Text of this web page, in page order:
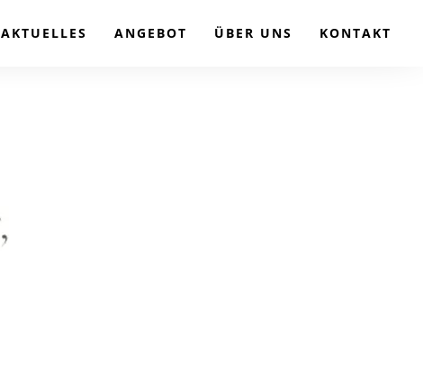
AKTUELLES ANGEBOT ÜBER UNS KONTAKT